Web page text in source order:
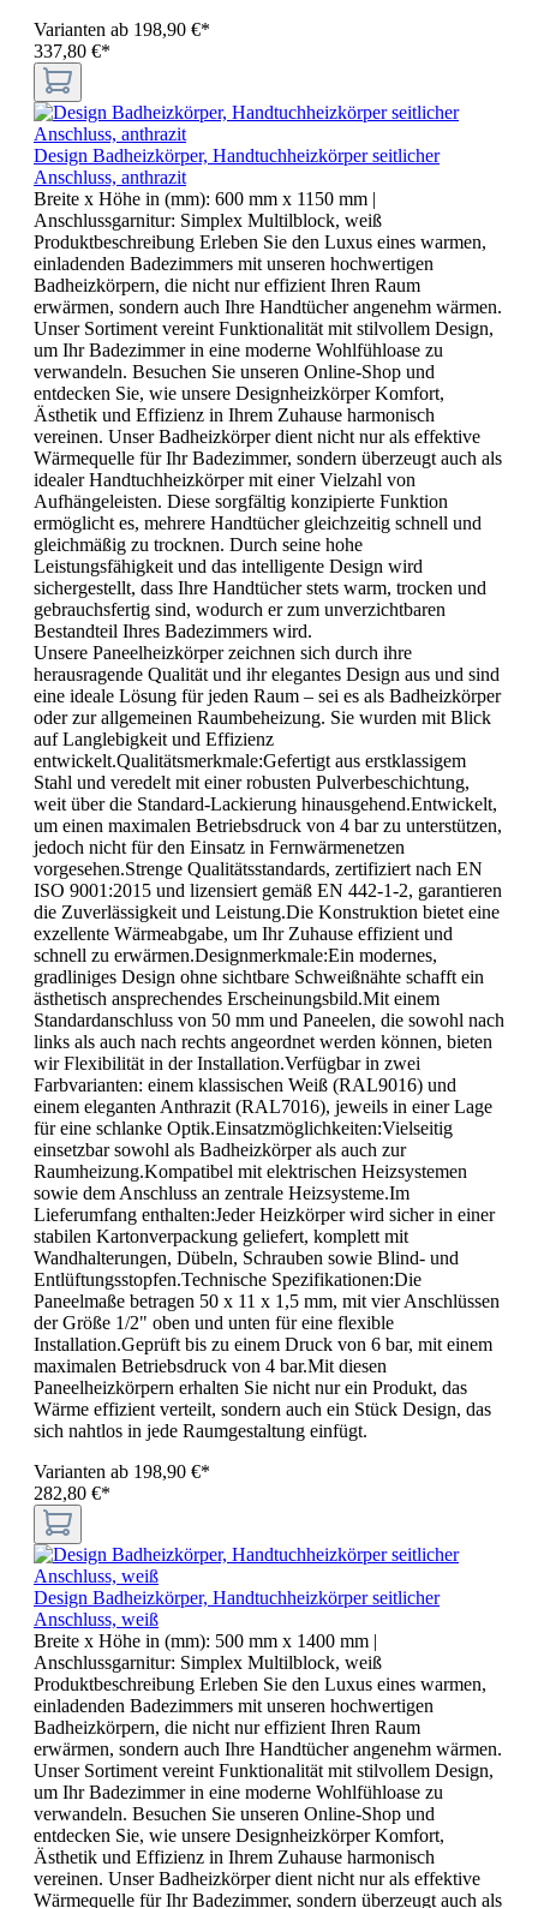
Varianten ab 198,90 €*
337,80 €*
Design Badheizkörper, Handtuchheizkörper seitlicher
Anschluss, anthrazit
Breite x Höhe in (mm): 600 mm x 1150 mm |
Anschlussgarnitur: Simplex Multilblock, weiß
Produktbeschreibung Erleben Sie den Luxus eines warmen,
einladenden Badezimmers mit unseren hochwertigen
Badheizkörpern, die nicht nur effizient Ihren Raum
erwärmen, sondern auch Ihre Handtücher angenehm wärmen.
Unser Sortiment vereint Funktionalität mit stilvollem Design,
um Ihr Badezimmer in eine moderne Wohlfühloase zu
verwandeln. Besuchen Sie unseren Online-Shop und
entdecken Sie, wie unsere Designheizkörper Komfort,
Ästhetik und Effizienz in Ihrem Zuhause harmonisch
vereinen. Unser Badheizkörper dient nicht nur als effektive
Wärmequelle für Ihr Badezimmer, sondern überzeugt auch als
idealer Handtuchheizkörper mit einer Vielzahl von
Aufhängeleisten. Diese sorgfältig konzipierte Funktion
ermöglicht es, mehrere Handtücher gleichzeitig schnell und
gleichmäßig zu trocknen. Durch seine hohe
Leistungsfähigkeit und das intelligente Design wird
sichergestellt, dass Ihre Handtücher stets warm, trocken und
gebrauchsfertig sind, wodurch er zum unverzichtbaren
Bestandteil Ihres Badezimmers wird.
Unsere Paneelheizkörper zeichnen sich durch ihre
herausragende Qualität und ihr elegantes Design aus und sind
eine ideale Lösung für jeden Raum – sei es als Badheizkörper
oder zur allgemeinen Raumbeheizung. Sie wurden mit Blick
auf Langlebigkeit und Effizienz
entwickelt.Qualitätsmerkmale:Gefertigt aus erstklassigem
Stahl und veredelt mit einer robusten Pulverbeschichtung,
weit über die Standard-Lackierung hinausgehend.Entwickelt,
um einen maximalen Betriebsdruck von 4 bar zu unterstützen,
jedoch nicht für den Einsatz in Fernwärmenetzen
vorgesehen.Strenge Qualitätsstandards, zertifiziert nach EN
ISO 9001:2015 und lizensiert gemäß EN 442-1-2, garantieren
die Zuverlässigkeit und Leistung.Die Konstruktion bietet eine
exzellente Wärmeabgabe, um Ihr Zuhause effizient und
schnell zu erwärmen.Designmerkmale:Ein modernes,
gradliniges Design ohne sichtbare Schweißnähte schafft ein
ästhetisch ansprechendes Erscheinungsbild.Mit einem
Standardanschluss von 50 mm und Paneelen, die sowohl nach
links als auch nach rechts angeordnet werden können, bieten
wir Flexibilität in der Installation.Verfügbar in zwei
Farbvarianten: einem klassischen Weiß (RAL9016) und
einem eleganten Anthrazit (RAL7016), jeweils in einer Lage
für eine schlanke Optik.Einsatzmöglichkeiten:Vielseitig
einsetzbar sowohl als Badheizkörper als auch zur
Raumheizung.Kompatibel mit elektrischen Heizsystemen
sowie dem Anschluss an zentrale Heizsysteme.Im
Lieferumfang enthalten:Jeder Heizkörper wird sicher in einer
stabilen Kartonverpackung geliefert, komplett mit
Wandhalterungen, Dübeln, Schrauben sowie Blind- und
Entlüftungsstopfen.Technische Spezifikationen:Die
Paneelmaße betragen 50 x 11 x 1,5 mm, mit vier Anschlüssen
der Größe 1/2" oben und unten für eine flexible
Installation.Geprüft bis zu einem Druck von 6 bar, mit einem
maximalen Betriebsdruck von 4 bar.Mit diesen
Paneelheizkörpern erhalten Sie nicht nur ein Produkt, das
Wärme effizient verteilt, sondern auch ein Stück Design, das
sich nahtlos in jede Raumgestaltung einfügt.
Varianten ab 198,90 €*
282,80 €*
Design Badheizkörper, Handtuchheizkörper seitlicher
Anschluss, weiß
Breite x Höhe in (mm): 500 mm x 1400 mm |
Anschlussgarnitur: Simplex Multilblock, weiß
Produktbeschreibung Erleben Sie den Luxus eines warmen,
einladenden Badezimmers mit unseren hochwertigen
Badheizkörpern, die nicht nur effizient Ihren Raum
erwärmen, sondern auch Ihre Handtücher angenehm wärmen.
Unser Sortiment vereint Funktionalität mit stilvollem Design,
um Ihr Badezimmer in eine moderne Wohlfühloase zu
verwandeln. Besuchen Sie unseren Online-Shop und
entdecken Sie, wie unsere Designheizkörper Komfort,
Ästhetik und Effizienz in Ihrem Zuhause harmonisch
vereinen. Unser Badheizkörper dient nicht nur als effektive
Wärmequelle für Ihr Badezimmer, sondern überzeugt auch als